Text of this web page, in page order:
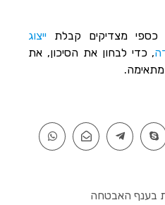
כספי מצדיקים קבלת ייצוג
, כדי לבחון את הסיכון, את
בענף האבטחה